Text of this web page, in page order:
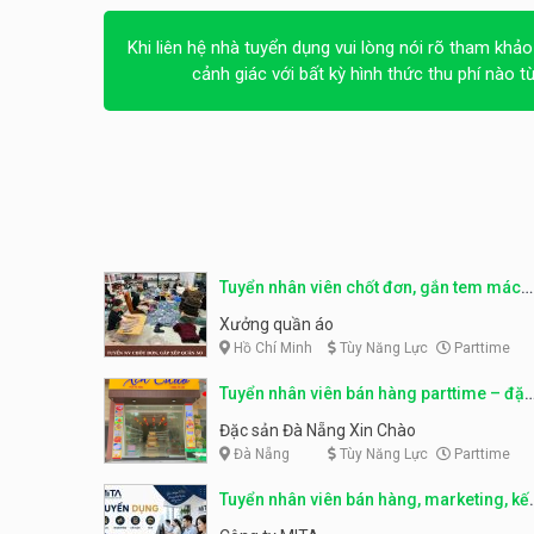
Khi liên hệ nhà tuyển dụng vui lòng nói rõ tham
cảnh giác với bất kỳ hình thức thu phí nào
Tuyển nhân viên chốt đơn, gắn tem mác
sản phẩm
Xưởng quần áo
Hồ Chí Minh Tùy Năng Lực Parttime
Tuyển nhân viên bán hàng parttime – đặc
sản Đà Nẵng
Đặc sản Đà Nẵng Xin Chào
Đà Nẵng Tùy Năng Lực Parttime
Tuyển nhân viên bán hàng, marketing, kế